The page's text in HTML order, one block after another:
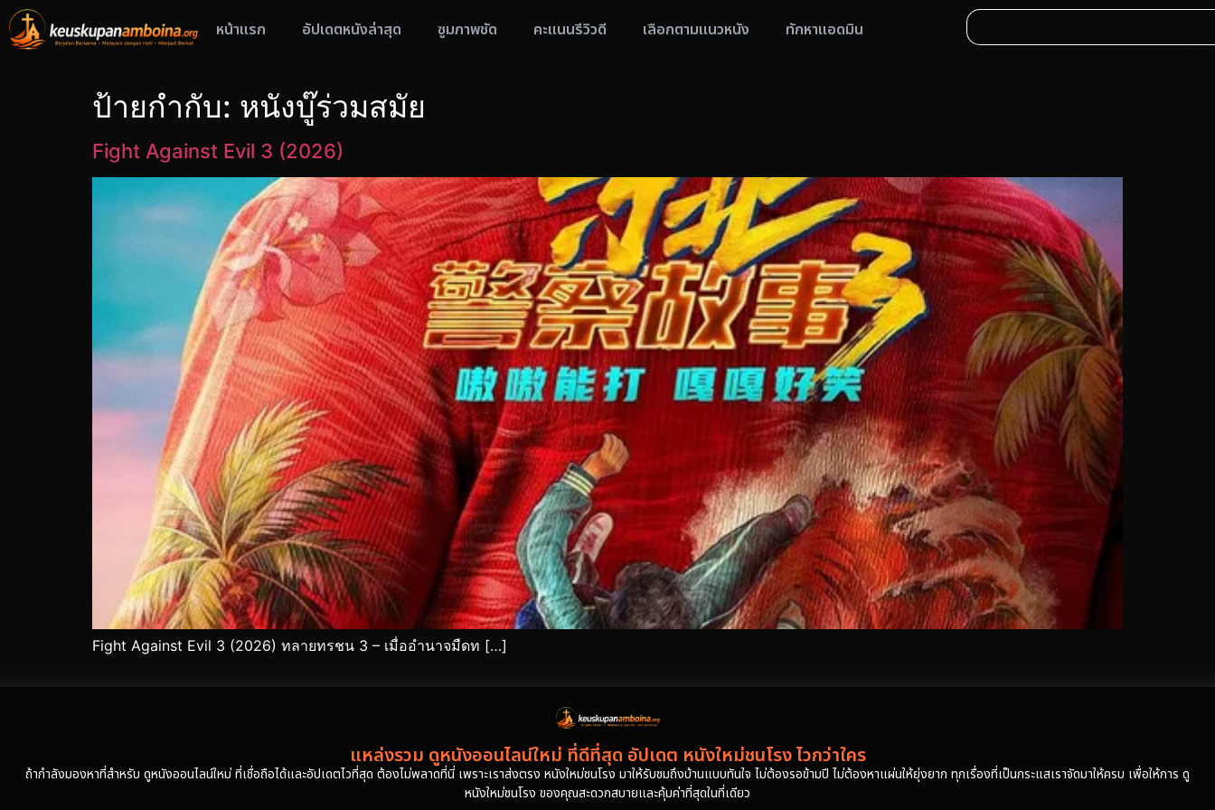
หน้าแรก อัปเดตหนังล่าสุด ซูมภาพชัด คะแนนรีวิวดี เลือกตามแนวหนัง ทักหาแอดมิน
ป้ายกำกับ: หนังบู๊ร่วมสมัย
Fight Against Evil 3 (2026)
Fight Against Evil 3 (2026) ทลายทรชน 3 – เมื่ออำนาจมืดท […]
แหล่งรวม ดูหนังออนไลน์ใหม่ ที่ดีที่สุด อัปเดต หนังใหม่ชนโรง ไวกว่าใคร
ถ้ากำลังมองหาที่สำหรับ ดูหนังออนไลน์ใหม่ ที่เชื่อถือได้และอัปเดตไวที่สุด ต้องไม่พลาดที่นี่ เพราะเราส่งตรง หนังใหม่ชนโรง มาให้รับชมถึงบ้านแบบทันใจ ไม่ต้องรอข้ามปี ไม่ต้องหาแผ่นให้ยุ่งยาก ทุกเรื่องที่เป็นกระแสเราจัดมาให้ครบ เพื่อให้การ ดู
หนังใหม่ชนโรง ของคุณสะดวกสบายและคุ้มค่าที่สุดในที่เดียว